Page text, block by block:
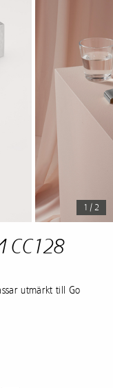
1 / 2
CC128
utmärkt till Go